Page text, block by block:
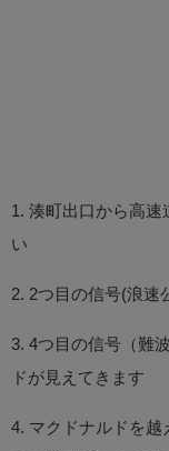
1. 湊町出口から高速
い
2. 2つ目の信号(浪速
3. 4つ目の信号（難
ドが見えてきます
4. マクドナルドを越